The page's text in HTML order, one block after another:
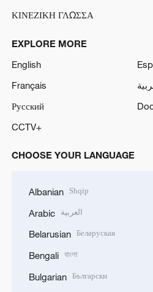
ΚΙΝΕΖΙΚΗ ΓΛΩΣΣΑ
EXPLORE MORE
English
Français
Русский
CCTV+
CHOOSE YOUR LANGUAGE
Albanian Shqip
Arabic العربية
Belarusian Беларуская
Bengali বাংলা
Bulgarian Български